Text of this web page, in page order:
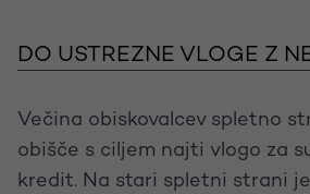
DO USTREZNE VLOGE Z
Večina obiskovalcev spletno
obišče s ciljem najti vlogo za
kredit. Na stari spletni strani